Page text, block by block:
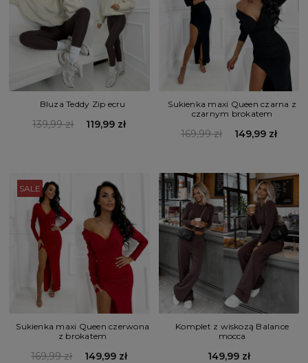
Bluza Teddy Zip ecru
139,99 zł 119,99 zł
Sukienka maxi Queen czarna z
czarnym brokatem
169,99 zł 149,99 zł
SALE
Sukienka maxi Queen czerwona
z brokatem
169,99 zł 149,99 zł
Komplet z wiskozą Balance
mocca
149,99 zł